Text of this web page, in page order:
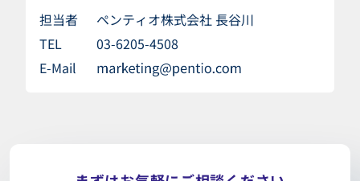
担当者
ペンティオ株式会社 長谷川
TEL
03-6205-4508
E-Mail